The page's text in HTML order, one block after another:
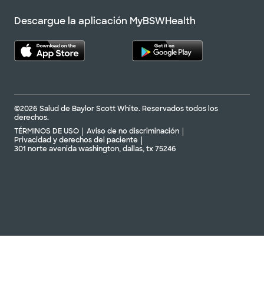
Descargue la aplicación MyBSWHealth
©2026 Salud de Baylor Scott White. Reservados todos los
derechos.
TÉRMINOS DE USO
Aviso de no discriminación
Privacidad y derechos del paciente
301 norte avenida washington, dallas, tx 75246